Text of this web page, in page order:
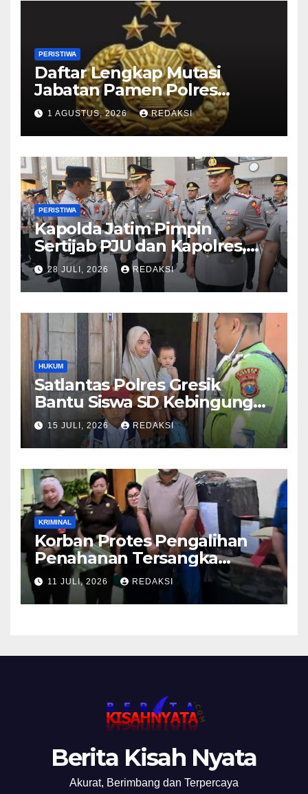
PERISTIWA
Daftar Lengkap Mutasi
Jabatan Pamen Polres
Jajaran Polda Jatim 2026
1 AGUSTUS, 2026 REDAKSI
PERISTIWA
Kapolda Jatim Pimpin
Sertijab PJU dan Kapolres,
Perkuat Regenerasi
Kepemimpinan dan
Pelayanan Presisi
28 JULI, 2026 REDAKSI
HUKUM
Satlantas Polres Gresik
Bantu Siswa SD Kebingungan
Saat Pulang Sekolah,
Langsung Diantar ke Rumah
Orang Tua Lega
15 JULI, 2026 REDAKSI
KRIMINAL
Korban Protes Pengalihan
Penahanan Tersangka
Pemalsuan Merek Skincare,
Kasi Penkum Kejati Jatim:
Nanti Saya Tegur Jaksanya
11 JULI, 2026 REDAKSI
Berita Kisah Nyata
Akurat, Berimbang dan Terpercaya